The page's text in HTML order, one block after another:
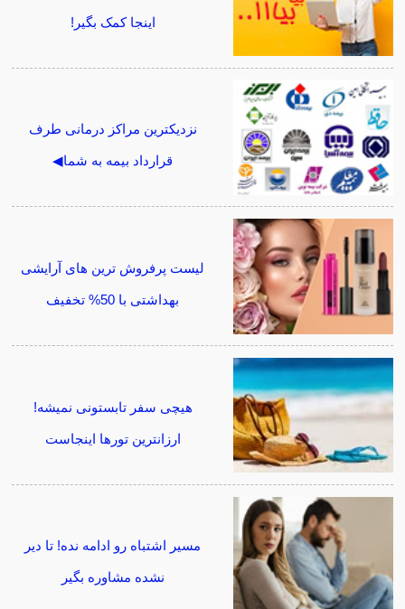
اینجا کمک بگیر!
نزدیکترین مراکز درمانی طرف
قرارداد بیمه به شما◀
لیست پرفروش ترین های آرایشی
بهداشتی با 50% تخفیف
هیچی سفر تابستونی نمیشه!
ارزانترین تورها اینجاست
مسیر اشتباه رو ادامه نده! تا دیر
نشده مشاوره بگیر